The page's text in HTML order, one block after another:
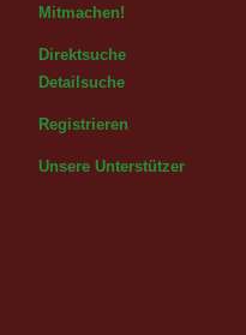
Mitmachen!
Direktsuche
Detailsuche
Registrieren
Unsere Unterstützer